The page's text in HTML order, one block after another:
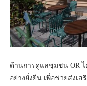
ด้านการดูแลชุมชน OR
อย่างยั่งยืน เพื่อช่วยส่งเ